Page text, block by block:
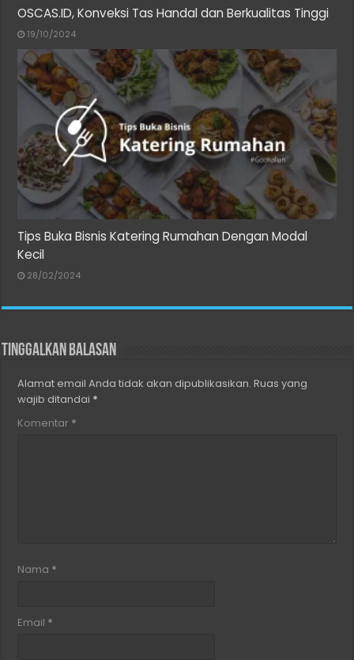
OSCAS.ID, Konveksi Tas Handal dan Berkualitas Tinggi
19/10/2024
Tips Buka Bisnis Katering Rumahan Dengan Modal
Kecil
28/02/2024
Tinggalkan Balasan
Alamat email Anda tidak akan dipublikasikan. Ruas yang
wajib ditandai *
Komentar *
Nama *
Email *